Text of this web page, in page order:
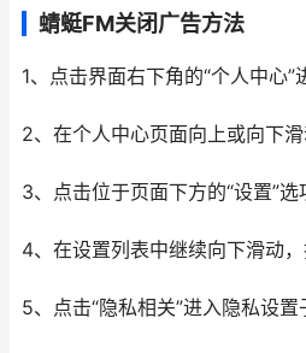
蜻蜓FM关闭广告方法
1、点击界面右下角的“个人中心”
2、在个人中心页面向上或向下滑
3、点击位于页面下方的“设置”选
4、在设置列表中继续向下滑动，
5、点击“隐私相关”进入隐私设置